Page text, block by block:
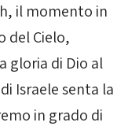
, il momento in
del Cielo,
gloria di Dio al
Israele senta la
in grado di